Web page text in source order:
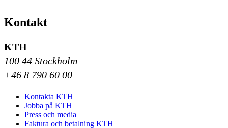
Kontakt
KTH
100 44 Stockholm
+46 8 790 60 00
Kontakta KTH
Jobba på KTH
Press och media
Faktura och betalning KTH